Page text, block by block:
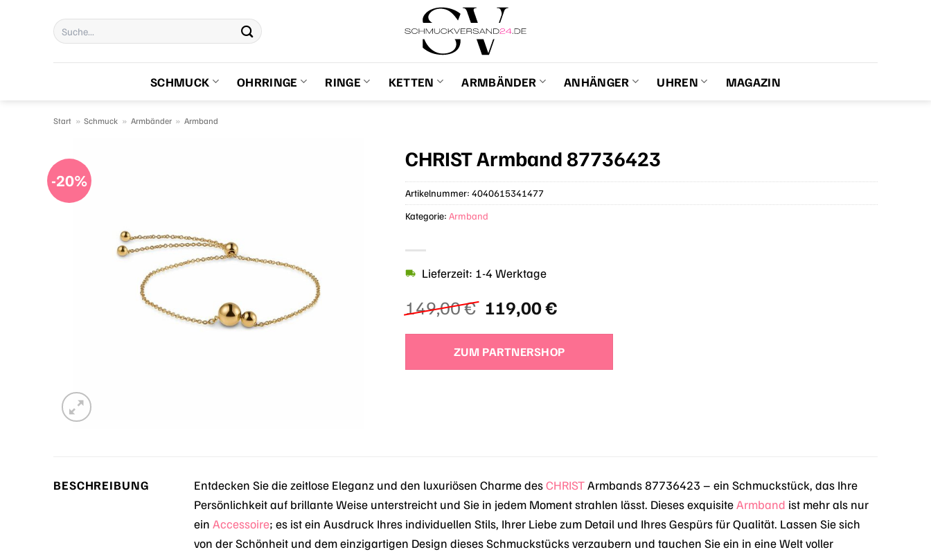
Suchen
nach:
SCHMUCK OHRRINGE RINGE KETTEN ARMBÄNDER ANHÄNGER UHREN MAGAZIN
Start » Schmuck » Armbänder » Armband
-20%
CHRIST Armband 87736423
149,00€ Ursprünglicher
Preis
war:
149,00 €
119,00€Aktueller
ist:
119,00 €.
Lieferzeit: 1-4 Werktage
ZUM PARTNERSHOP
Artikelnummer:4040615341477
Kategorie:Armband
BESCHREIBUNG Entdecken Sie die zeitlose Eleganz und den luxuriösen Charme desCHRISTArmbands 87736423 – ein Schmuckstück, das Ihre
Persönlichkeit auf brillante Weise unterstreicht und Sie in jedem Moment strahlen lässt. Dieses exquisiteArmband ist mehr als nur
einAccessoire; es ist ein Ausdruck Ihres individuellen Stils, Ihrer Liebe zum Detail und Ihres Gespürs für Qualität. Lassen Sie sich
von der Schönheit und dem einzigartigen Design dieses Schmuckstücks verzaubern und tauchen Sie ein in eine Welt voller